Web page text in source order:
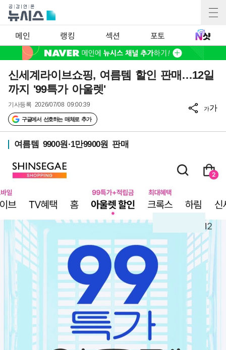
메인 랭킹 섹션 포토
신세계라이브쇼핑, 여름템 할인 판매…12일
까지 '99특가 아울렛'
기사등록 2026/07/08 09:00:39
구글에서 선호하는 매체로 추가
가가
여름템 9900원·1만9900원 판매